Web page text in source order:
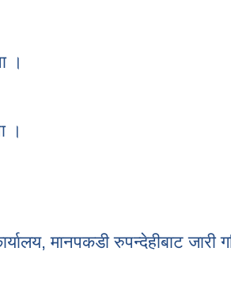
।
।
मानपकडी रुपन्देहीबाट